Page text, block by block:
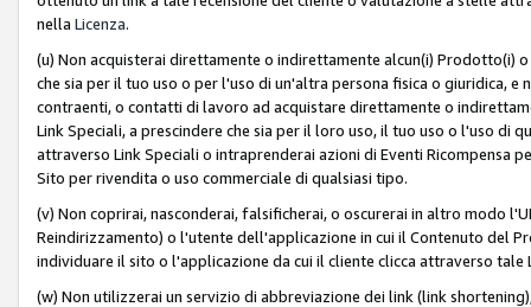
nella Licenza.
(u) Non acquisterai direttamente o indirettamente alcun(i) Prodotto(i)
che sia per il tuo uso o per l'uso di un'altra persona fisica o giuridica,
contraenti, o contatti di lavoro ad acquistare direttamente o
Link Speciali, a prescindere che sia per il loro uso, il tuo uso o l'uso di
attraverso Link Speciali o intraprenderai azioni di Eventi
Sito per rivendita o uso commerciale di qualsiasi tipo.
(v) Non coprirai, nasconderai, falsificherai, o oscurerai in altro modo
Reindirizzamento) o l'utente dell'applicazione in cui il Contenuto del
individuare il sito o l'applicazione da cui il cliente clicca attraverso tale
(w) Non utilizzerai un servizio di abbreviazione dei link (link